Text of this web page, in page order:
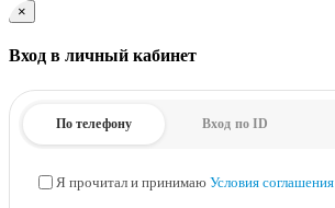
×
Вход в личный кабинет
По телефону Вход по ID
Я прочитал и принимаю Условия соглашения